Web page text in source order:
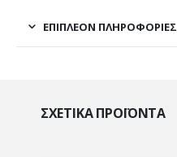
ΕΠΙΠΛΈΟΝ ΠΛΗΡΟΦΟΡΊΕΣ
ΣΧΕΤΙΚΆ ΠΡΟΪΌΝΤΑ